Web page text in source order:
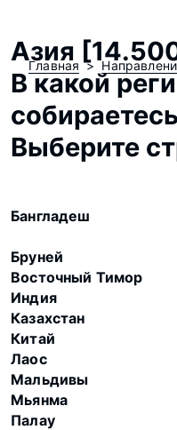
Главная
Азия
В какой
Выберите
Бангладеш
Бруней
Восточный Тимор
Индия
Казахстан
Китай
Лаос
Мальдивы
Мьянма
Палау